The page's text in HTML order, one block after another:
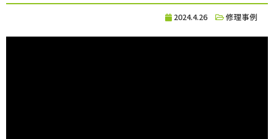
2024.4.26 修理事例